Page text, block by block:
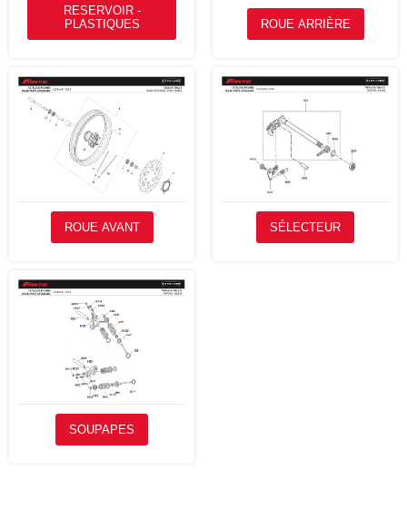
RESERVOIR -
PLASTIQUES
ROUE ARRIÈRE
ROUE AVANT SÉLECTEUR
SOUPAPES